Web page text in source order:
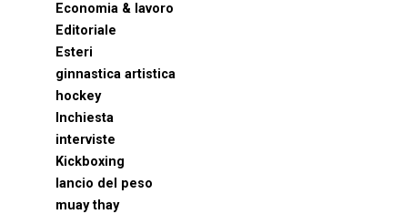
Economia & lavoro
Editoriale
Esteri
ginnastica artistica
hockey
Inchiesta
interviste
Kickboxing
lancio del peso
muay thay